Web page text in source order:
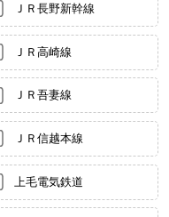
ＪＲ長野新幹線
ＪＲ高崎線
ＪＲ吾妻線
ＪＲ信越本線
上毛電気鉄道